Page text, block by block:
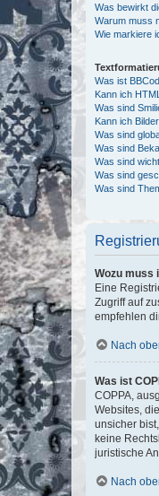
Was bewirkt
Warum muss
Wie markiere
Was ist
Kann ich
Was sind
Kann ich
Was sind
Was sind
Was sind
Was sind
Was sind
Wozu muss
Eine
Zugriff auf
empfehlen
Nach
Was ist
COPPA,
Websites,
unsicher
keine
juristische
Nach